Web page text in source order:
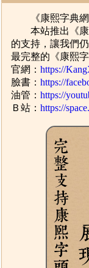
《康熙字典網
本站推出《康
的支持，讓我們
最完整的《康熙
官網：https://
臉書：https://
油管：https://
Ｂ站：https://